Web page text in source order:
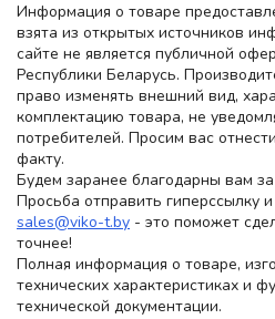
Информация о товаре
взята из открытых источников
сайте не является публичной
Республики Беларусь.
право изменять внешний вид,
комплектацию товара, не
потребителей. Просим вас
факту.
Будем заранее благодарны вам
Просьба отправить гиперссылку
sales@viko-t.by - это поможет
точнее!
Полная информация о товаре,
технических характеристиках и
технической документации.